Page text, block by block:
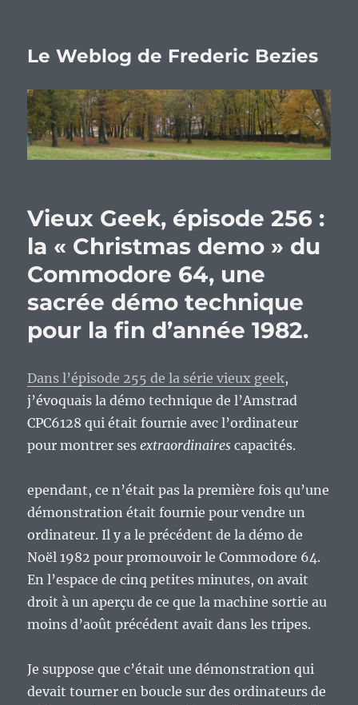
Le Weblog de Frederic Bezies
Vieux Geek, épisode 256 :
la « Christmas demo » du
Commodore 64, une
sacrée démo technique
pour la fin d’année 1982.
Dans l’épisode 255 de la série vieux geek,
j’évoquais la démo technique de l’Amstrad
CPC6128 qui était fournie avec l’ordinateur
pour montrer sesextraordinaires capacités.
ependant, ce n’était pas la première fois qu’une
démonstration était fournie pour vendre un
ordinateur. Il y a le précédent de la démo de
Noël 1982 pour promouvoir le Commodore 64.
En l’espace de cinq petites minutes, on avait
droit à un aperçu de ce que la machine sortie au
moins d’août précédent avait dans les tripes.
Je suppose que c’était une démonstration qui
devait tourner en boucle sur des ordinateurs de